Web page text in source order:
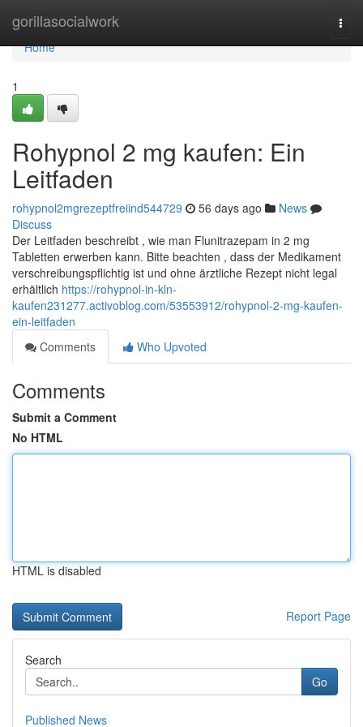
gorillasocialwork
Home
Home
1
Rohypnol 2 mg kaufen: Ein
Leitfaden
rohypnol2mgrezeptfreiind544729 56 days ago
News
Discuss
Der Leitfaden beschreibt , wie man Flunitrazepam in 2 mg
Tabletten erwerben kann. Bitte beachten , dass der Medikament
verschreibungspflichtig ist und ohne ärztliche Rezept nicht legal
erhältlich https://rohypnol-in-kln-
kaufen231277.activoblog.com/53553912/rohypnol-2-mg-kaufen-
ein-leitfaden
Comments
Who Upvoted
Comments
Submit a Comment
No HTML
HTML is disabled
Report Page
Search
Go
Published News